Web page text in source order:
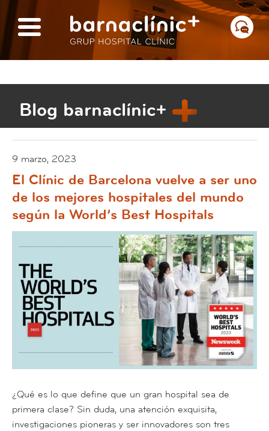
Blog barnaclínic+
9 marzo, 2023
El Clínic de Barcelona vuelve a ser uno
de los mejores hospitales del mundo
según la World’s Best Hospitals
¿Qué es lo que define que un gran hospital sea de
primera clase? Sin duda, una atención exquisita,
investigaciones pioneras y ser innovadores son tres